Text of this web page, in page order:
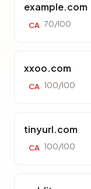
example.com
CA 70/100
xxoo.com
CA 100/100
tinyurl.com
CA 100/100